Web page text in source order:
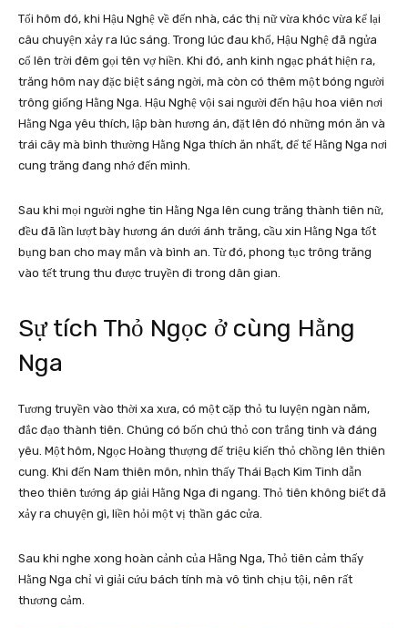
Tối hôm đó, khi Hậu Nghệ về đến nhà, các thị nữ vừa khóc vừa kể lại
câu chuyện xảy ra lúc sáng. Trong lúc đau khổ, Hậu Nghệ đã ngửa
cổ lên trời đêm gọi tên vợ hiền. Khi đó, anh kinh ngạc phát hiện ra,
trăng hôm nay đặc biệt sáng ngời, mà còn có thêm một bóng người
trông giống Hằng Nga. Hậu Nghệ vội sai người đến hậu hoa viên nơi
Hằng Nga yêu thích, lập bàn hương án, đặt lên đó những món ăn và
trái cây mà bình thường Hằng Nga thích ăn nhất, để tế Hằng Nga nơi
cung trăng đang nhớ đến mình.
Sau khi mọi người nghe tin Hằng Nga lên cung trăng thành tiên nữ,
đều đã lần lượt bày hương án dưới ánh trăng, cầu xin Hằng Nga tốt
bụng ban cho may mắn và bình an. Từ đó, phong tục trông trăng
vào tết trung thu được truyền đi trong dân gian.
Sự tích Thỏ Ngọc ở cùng Hằng
Nga
Tương truyền vào thời xa xưa, có một cặp thỏ tu luyện ngàn năm,
đắc đạo thành tiên. Chúng có bốn chú thỏ con trắng tinh và đáng
yêu. Một hôm, Ngọc Hoàng thượng đế triệu kiến thỏ chồng lên thiên
cung. Khi đến Nam thiên môn, nhìn thấy Thái Bạch Kim Tinh dẫn
theo thiên tướng áp giải Hằng Nga đi ngang. Thỏ tiên không biết đã
xảy ra chuyện gì, liền hỏi một vị thần gác cửa.
Sau khi nghe xong hoàn cảnh của Hằng Nga, Thỏ tiên cảm thấy
Hằng Nga chỉ vì giải cứu bách tính mà vô tình chịu tội, nên rất
thương cảm.